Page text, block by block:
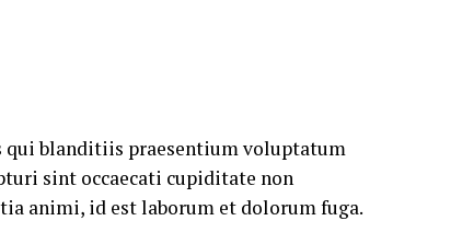
qui blanditiis praesentium voluptatum
sint occaecati cupiditate non
animi, id est laborum et dolorum fuga.